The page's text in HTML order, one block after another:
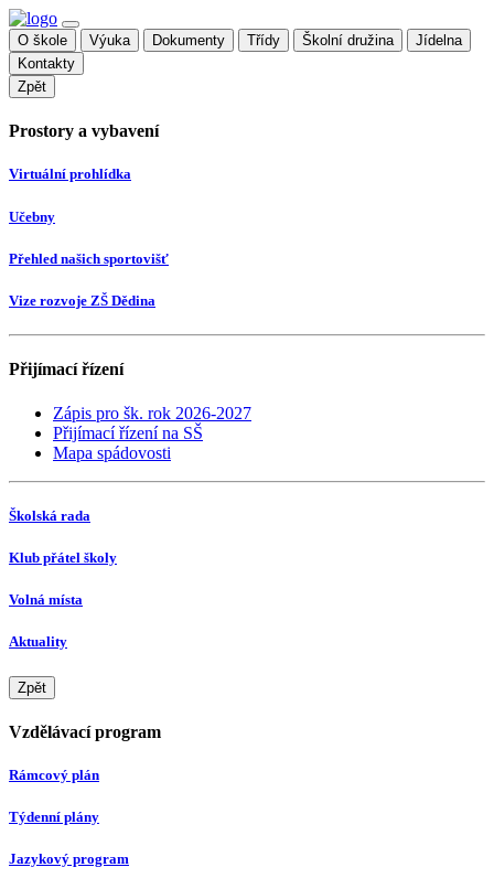
O škole Výuka Dokumenty Třídy Školní družina
Jídelna
Kontakty
Zpět
Prostory a vybavení
Virtuální prohlídka
Učebny
Přehled našich sportovišť
Vize rozvoje ZŠ Dědina
Přijímací řízení
Zápis pro šk. rok 2026-2027
Přijímací řízení na SŠ
Mapa spádovosti
Školská rada
Klub přátel školy
Volná místa
Aktuality
Zpět
Vzdělávací program
Rámcový plán
Týdenní plány
Jazykový program